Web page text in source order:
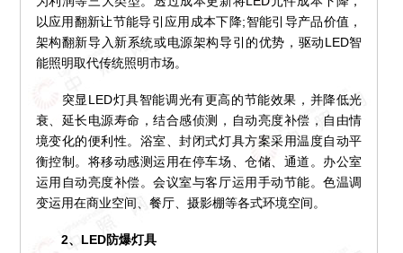
以应用翻新让节能导引应用成本下降;智能引导产品价值，
架构翻新导入新系统或电源架构导引的优势，驱动LED智
能照明取代传统照明市场。
突显LED灯具智能调光有更高的节能效果，并降低光
衰、延长电源寿命，结合感侦测，自动亮度补偿，自由情
境变化的便利性。浴室、封闭式灯具方案采用温度自动平
衡控制。将移动感测运用在停车场、仓储、通道。办公室
运用自动亮度补偿。会议室与客厅运用手动节能。色温调
变运用在商业空间、餐厅、摄影棚等各式环境空间。
2、LED防爆灯具